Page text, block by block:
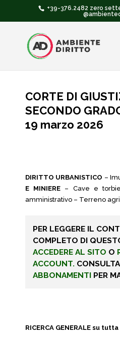
+39-376.2482 zero
CORTE DI
SECONDO
19 marzo 2026
DIRITTO URBANISTICO –
E MINIERE – Cave e
amministrativo – Terreno
PER LEGGERE IL
COMPLETO DI
ACCEDERE AL SITO O
ACCOUNT.
ABBONAMENTI PER
RICERCA GENERALE su